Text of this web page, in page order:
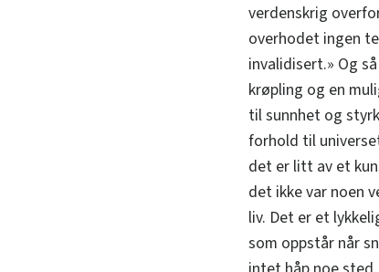
verdenskrig
overhodet ingen
invalidisert.» Og
krøpling og en
til sunnhet og
forhold til
det er litt av et
det ikke var noen
liv. Det er et
som oppstår når